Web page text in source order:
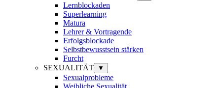
Lernblockaden
Superlearning
Matura
Lehrer & Vortragende
Erfolgsblockade
Selbstbewusstsein stärken
Furcht
SEXUALITÄT
▼
Sexualprobleme
Weibliche Sexualität